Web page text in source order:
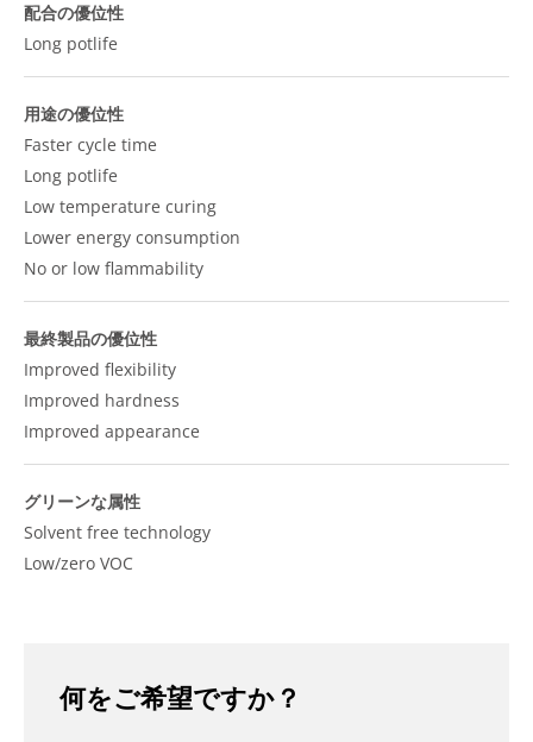
配合の優位性
Long potlife
用途の優位性
Faster cycle time
Long potlife
Low temperature curing
Lower energy consumption
No or low flammability
最終製品の優位性
Improved flexibility
Improved hardness
Improved appearance
グリーンな属性
Solvent free technology
Low/zero VOC
何をご希望ですか？